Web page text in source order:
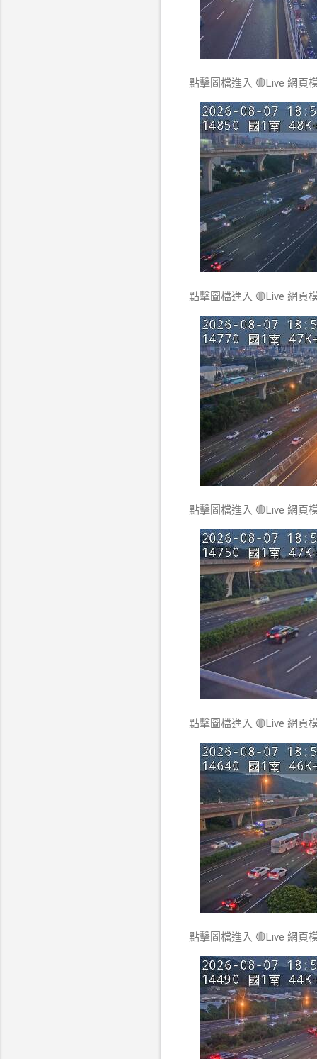
點擊圖檔進入 🔴Live 網頁
點擊圖檔進入 🔴Live 網頁
點擊圖檔進入 🔴Live 網頁
點擊圖檔進入 🔴Live 網頁
點擊圖檔進入 🔴Live 網頁